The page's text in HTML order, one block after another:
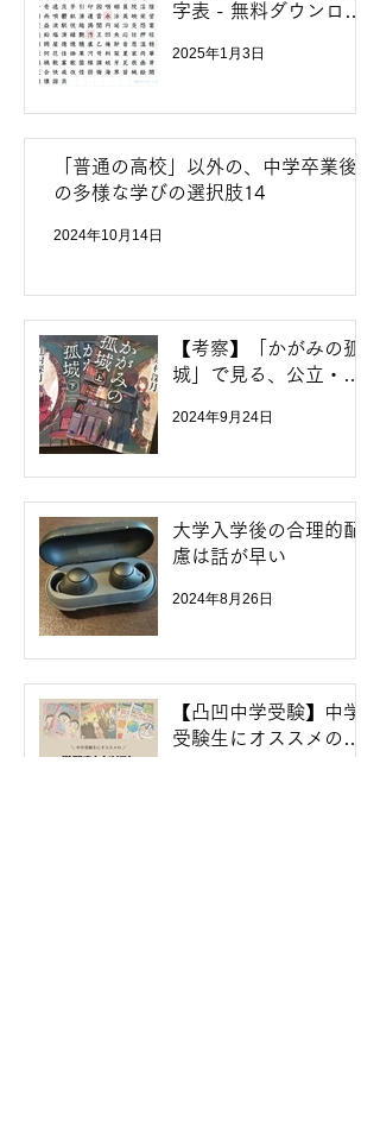
字表 - 無料ダウンロー
2025年1月3日
「普通の高校」以外の、中学卒業後
の多様な学びの選択肢14
2024年10月14日
【考察】「かがみの孤
城」で見る、公立・私
中学生達のその後
2024年9月24日
大学入学後の合理的配
慮は話が早い
2024年8月26日
【凸凹中学受験】中学
受験生にオススメの学